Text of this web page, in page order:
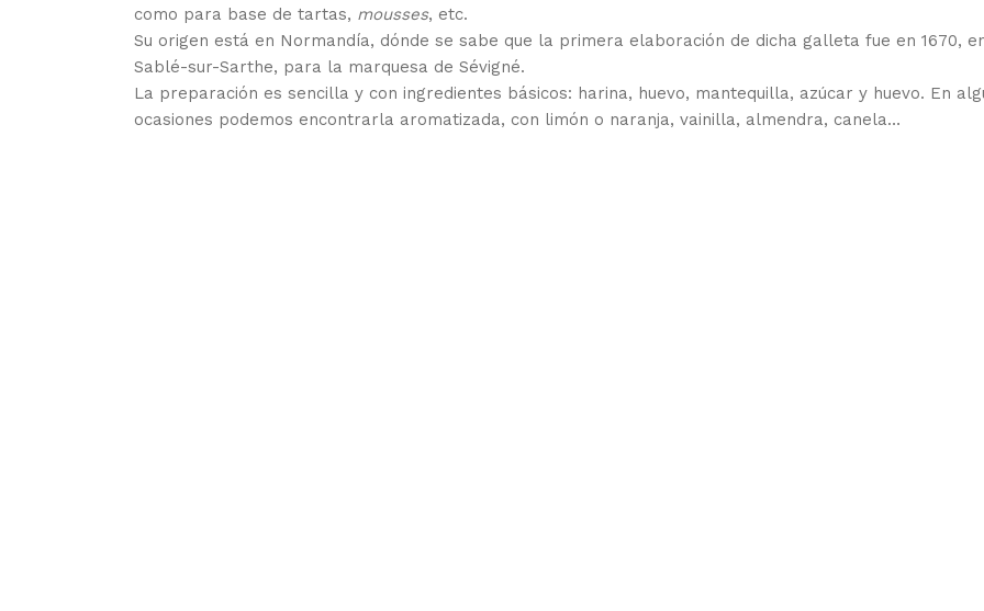
como para base de tartas, mousses, etc.
Su origen está en Normandía, dónde se sabe que la primera elaboración de dicha galleta fue en 1670,
Sablé-sur-Sarthe, para la marquesa de Sévigné.
La preparación es sencilla y con ingredientes básicos: harina, huevo, mantequilla, azúcar y huevo. En
ocasiones podemos encontrarla aromatizada, con limón o naranja, vainilla, almendra, canela…